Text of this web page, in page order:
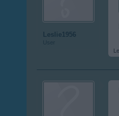
Leslie1956
User